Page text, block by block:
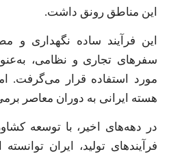
این مناطق رونق داشت.
این فرآیند ساده نگهداری و
سفرهای تجاری و نظامی،
مورد استفاده قرار می‌گرفت.
هسته ایرانی به دوران معاصر
در دهه‌های اخیر، با توسعه
فرآیندهای تولید، ایران